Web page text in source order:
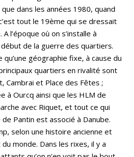
dans les années 1980, quand
tout le 19ème qui se dressait
l’époque où on s’installe à
de la guerre des quartiers.
qu’une géographie fixe, à cause du
quartiers en rivalité sont
Cambrai et Place des Fêtes ;
à Ourcq ainsi que les HLM de
avec Riquet, et tout ce qui
Pantin est associé à Danube.
selon une histoire ancienne et
monde. Dans les rixes, il y a